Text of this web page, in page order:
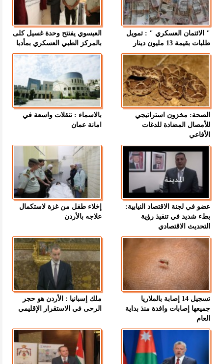
" الائتمان العسكري " : تمويل
طلبات بقيمة 13 مليون دينار
العيسوي يفتتح وحدة غسيل كلى
بالمركز الطبي العسكري بمأدبا
الصحة: مخزون استراتيجي
للأمصال المضادة للدغات
الأفاعي
بالاسماء : تنقلات واسعة في
امانة عمان
عضو في لجنة الاقتصاد النيابية:
بطء شديد في تنفيذ رؤية
التحديث الاقتصادي
إخلاء طفل من غزة لاستكمال
علاجه بالأردن
تسجيل 14 إصابة بالملاريا
جميعها إصابات وافدة منذ بداية
العام
ملك إسبانيا : الأردن هو حجر
الرحى في الاستقرار الإقليمي